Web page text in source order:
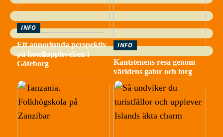
INFO
Ett annorlunda perspektiv
på hotellupplevelsen i
Göteborg
INFO
Kantstenens resa genom
världens gator och torg